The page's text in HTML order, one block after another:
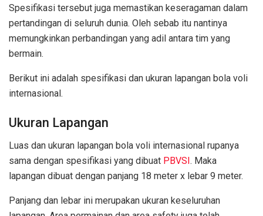
Spesifikasi tersebut juga memastikan keseragaman dalam
pertandingan di seluruh dunia. Oleh sebab itu nantinya
memungkinkan perbandingan yang adil antara tim yang
bermain.
Berikut ini adalah spesifikasi dan ukuran lapangan bola voli
internasional.
Ukuran Lapangan
Luas dan ukuran lapangan bola voli internasional rupanya
sama dengan spesifikasi yang dibuat PBVSI. Maka
lapangan dibuat dengan panjang 18 meter x lebar 9 meter.
Panjang dan lebar ini merupakan ukuran keseluruhan